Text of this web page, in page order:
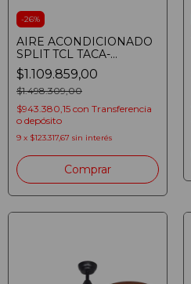
-26%
AIRE ACONDICIONADO
SPLIT TCL TACA-
3100FCSA/TPRO2
INVERTER 3100W FRIO
CALOR
$1.109.859,00
$1.498.309,00
$943.380,15 con Transferencia
o depósito
9 x $123.317,67 sin interés